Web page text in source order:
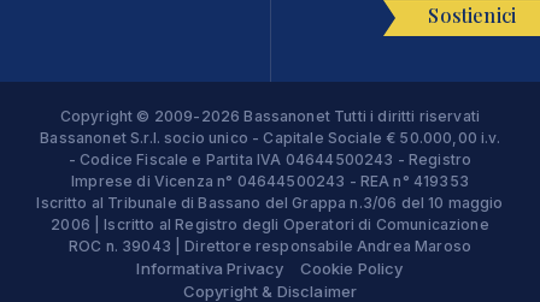
Sostienici
Copyright © 2009-2026 Bassanonet Tutti i diritti riservati
Bassanonet S.r.l. socio unico - Capitale Sociale € 50.000,00 i.v.
- Codice Fiscale e Partita IVA 04644500243 - Registro
Imprese di Vicenza n° 04644500243 - REA n° 419353
Iscritto al Tribunale di Bassano del Grappa n.3/06 del 10 maggio
2006 | Iscritto al Registro degli Operatori di Comunicazione
ROC n. 39043 | Direttore responsabile Andrea Maroso
Informativa Privacy
Cookie Policy
Copyright & Disclaimer